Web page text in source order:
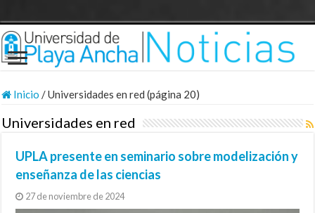
Inicio /Universidades en red (página 20)
Universidades en red
UPLA presente en seminario sobre modelización y
enseñanza de las ciencias
27 de noviembre de 2024